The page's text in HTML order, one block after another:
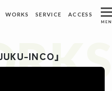
WORKS SERVICE ACCESS
REQUEST
INCO」